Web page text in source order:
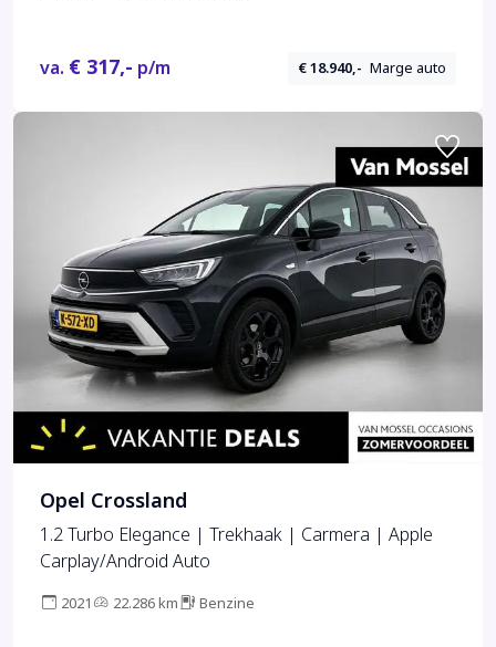
va. € 317,- p/m € 18.940,- Marge auto
Opel Crossland
1.2 Turbo Elegance | Trekhaak | Carmera | Apple
Carplay/Android Auto
2021 22.286 km Benzine